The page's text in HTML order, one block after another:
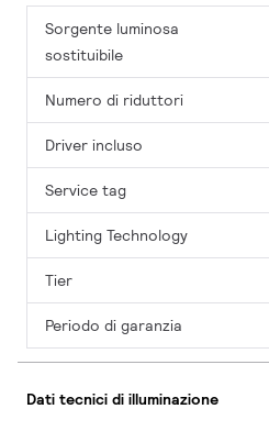
Sorgente luminosa
sostituibile
Numero di riduttori
Driver incluso
Service tag
Lighting Technology
Tier
Periodo di garanzia
Dati tecnici di illuminazione